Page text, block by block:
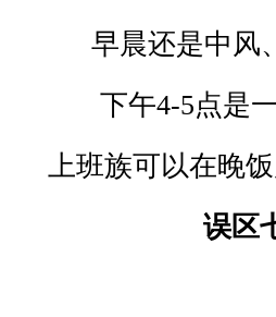
早晨还是中风
下午4-5点是
上班族可以在晚
误区